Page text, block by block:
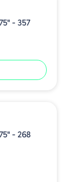
- 357
- 268